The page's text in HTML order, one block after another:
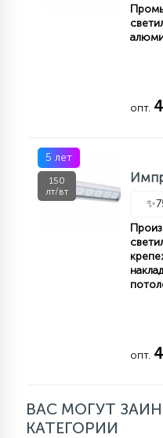
опт.
5 лет
150
лт/вт
✨
опт.
ВАС МОГУТ
КАТЕГОРИИ